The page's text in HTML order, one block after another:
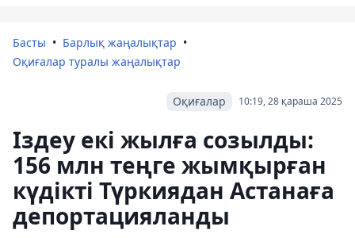
Басты
Барлық жаңалықтар
Оқиғалар туралы жаңалықтар
10:19, 28 қараша 2025
Оқиғалар
Іздеу екі жылға созылды:
156 млн теңге жымқырған
күдікті Түркиядан Астанаға
депортацияланды